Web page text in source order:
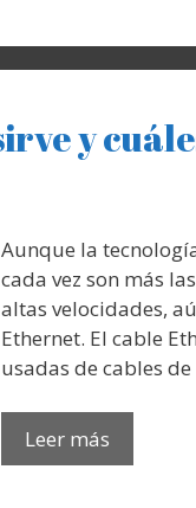
y
Aunque la
cada vez son más
altas velocidades,
Ethernet. El cable
usadas de cables
Leer más